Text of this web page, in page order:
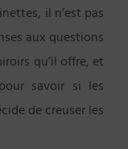
il n’est pas
aux questions
qu’il offre, et
savoir si les
de creuser les